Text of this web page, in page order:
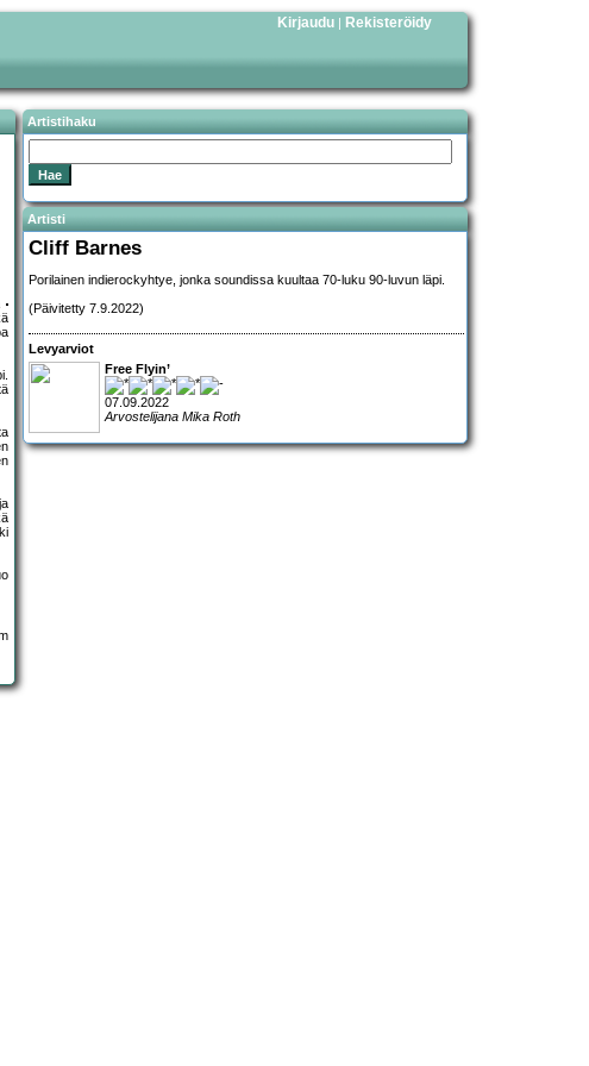
Kirjaudu | Rekisteröidy
Artistihaku
Artisti
Cliff Barnes
Porilainen indierockyhtye, jonka soundissa kuultaa 70-luku 90-luvun läpi.
(Päivitetty 7.9.2022)
Levyarviot
Free Flyin’
07.09.2022
Arvostelijana Mika Roth